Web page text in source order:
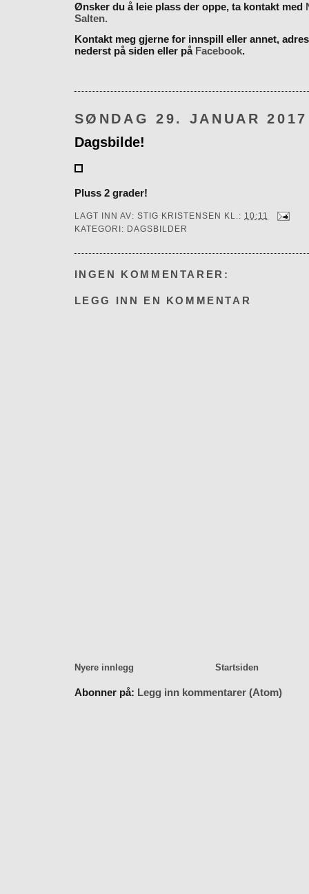
Ønsker du å leie plass der oppe, ta kontakt med
Salten.
Kontakt meg gjerne for innspill eller annet,
nederst på siden eller på Facebook.
SØNDAG 29. JANUAR 2017
Dagsbilde!
Pluss 2 grader!
LAGT INN AV: STIG KRISTENSEN KL.: 10:11
KATEGORI: DAGSBILDER
INGEN KOMMENTARER:
LEGG INN EN KOMMENTAR
Nyere innlegg Startsiden
Abonner på: Legg inn kommentarer (Atom)